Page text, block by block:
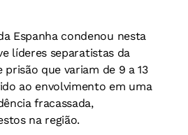
Espanha condenou nesta
líderes separatistas da
prisão que variam de 9 a 13
ao envolvimento em uma
fracassada,
na região.